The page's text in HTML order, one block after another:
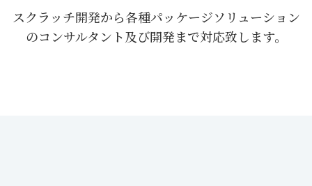
スクラッチ開発から各種パッケージソリューション
のコンサルタント及び開発まで対応致します。